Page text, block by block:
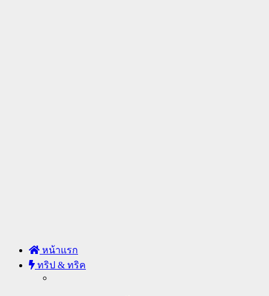
หน้าแรก
ทริป & ทริค